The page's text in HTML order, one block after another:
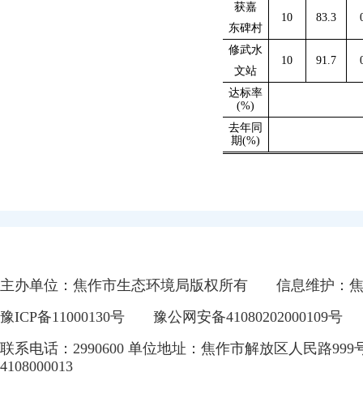
获嘉
东碑村
10 83.3
修武水
文站
10 91.7
达标率
(%)
去年同
期(%)
主办单位：焦作市生态环境局版权所有
信息维护：
豫ICP备11000130号
豫公网安备41080202000109号
联系电话：2990600 单位地址：焦作市解放区人民路999
4108000013